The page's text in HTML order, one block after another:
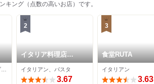
キング（点数の高いお店）です。
2
イタリア料理店
TAMANEGI
イタリアン、パスタ
3.67
3
食堂RUTA
イタリアン
3.63